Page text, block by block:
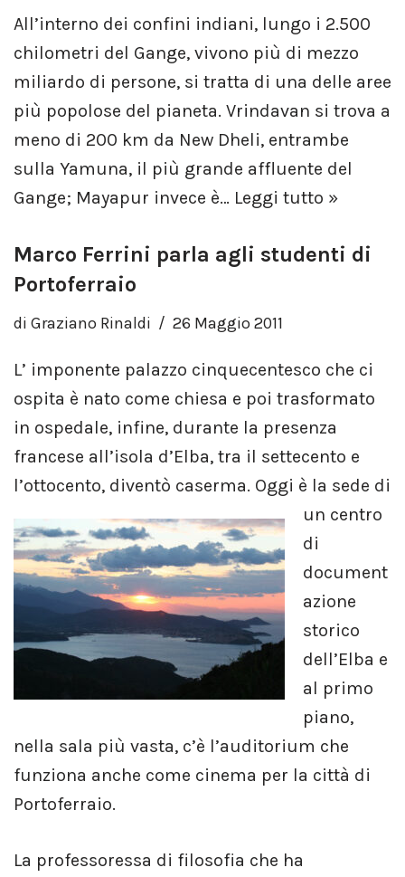
All’interno dei confini indiani, lungo i 2.500
chilometri del Gange, vivono più di mezzo
miliardo di persone, si tratta di una delle aree
più popolose del pianeta. Vrindavan si trova a
meno di 200 km da New Dheli, entrambe
sulla Yamuna, il più grande affluente del
Gange; Mayapur invece è… Leggi tutto »
Marco Ferrini parla agli studenti di
Portoferraio
di Graziano Rinaldi 26 Maggio 2011
L’ imponente palazzo cinquecentesco che ci
ospita è nato come chiesa e poi trasformato
in ospedale, infine, durante la presenza
francese all’isola d’Elba, tra il settecento e
l’ottocento, diventò caserma. Oggi è la sede di
un centro
di
document
azione
storico
dell’Elba e
al primo
piano,
nella sala più vasta, c’è l’auditorium che
funziona anche come cinema per la città di
Portoferraio.
La professoressa di filosofia che ha